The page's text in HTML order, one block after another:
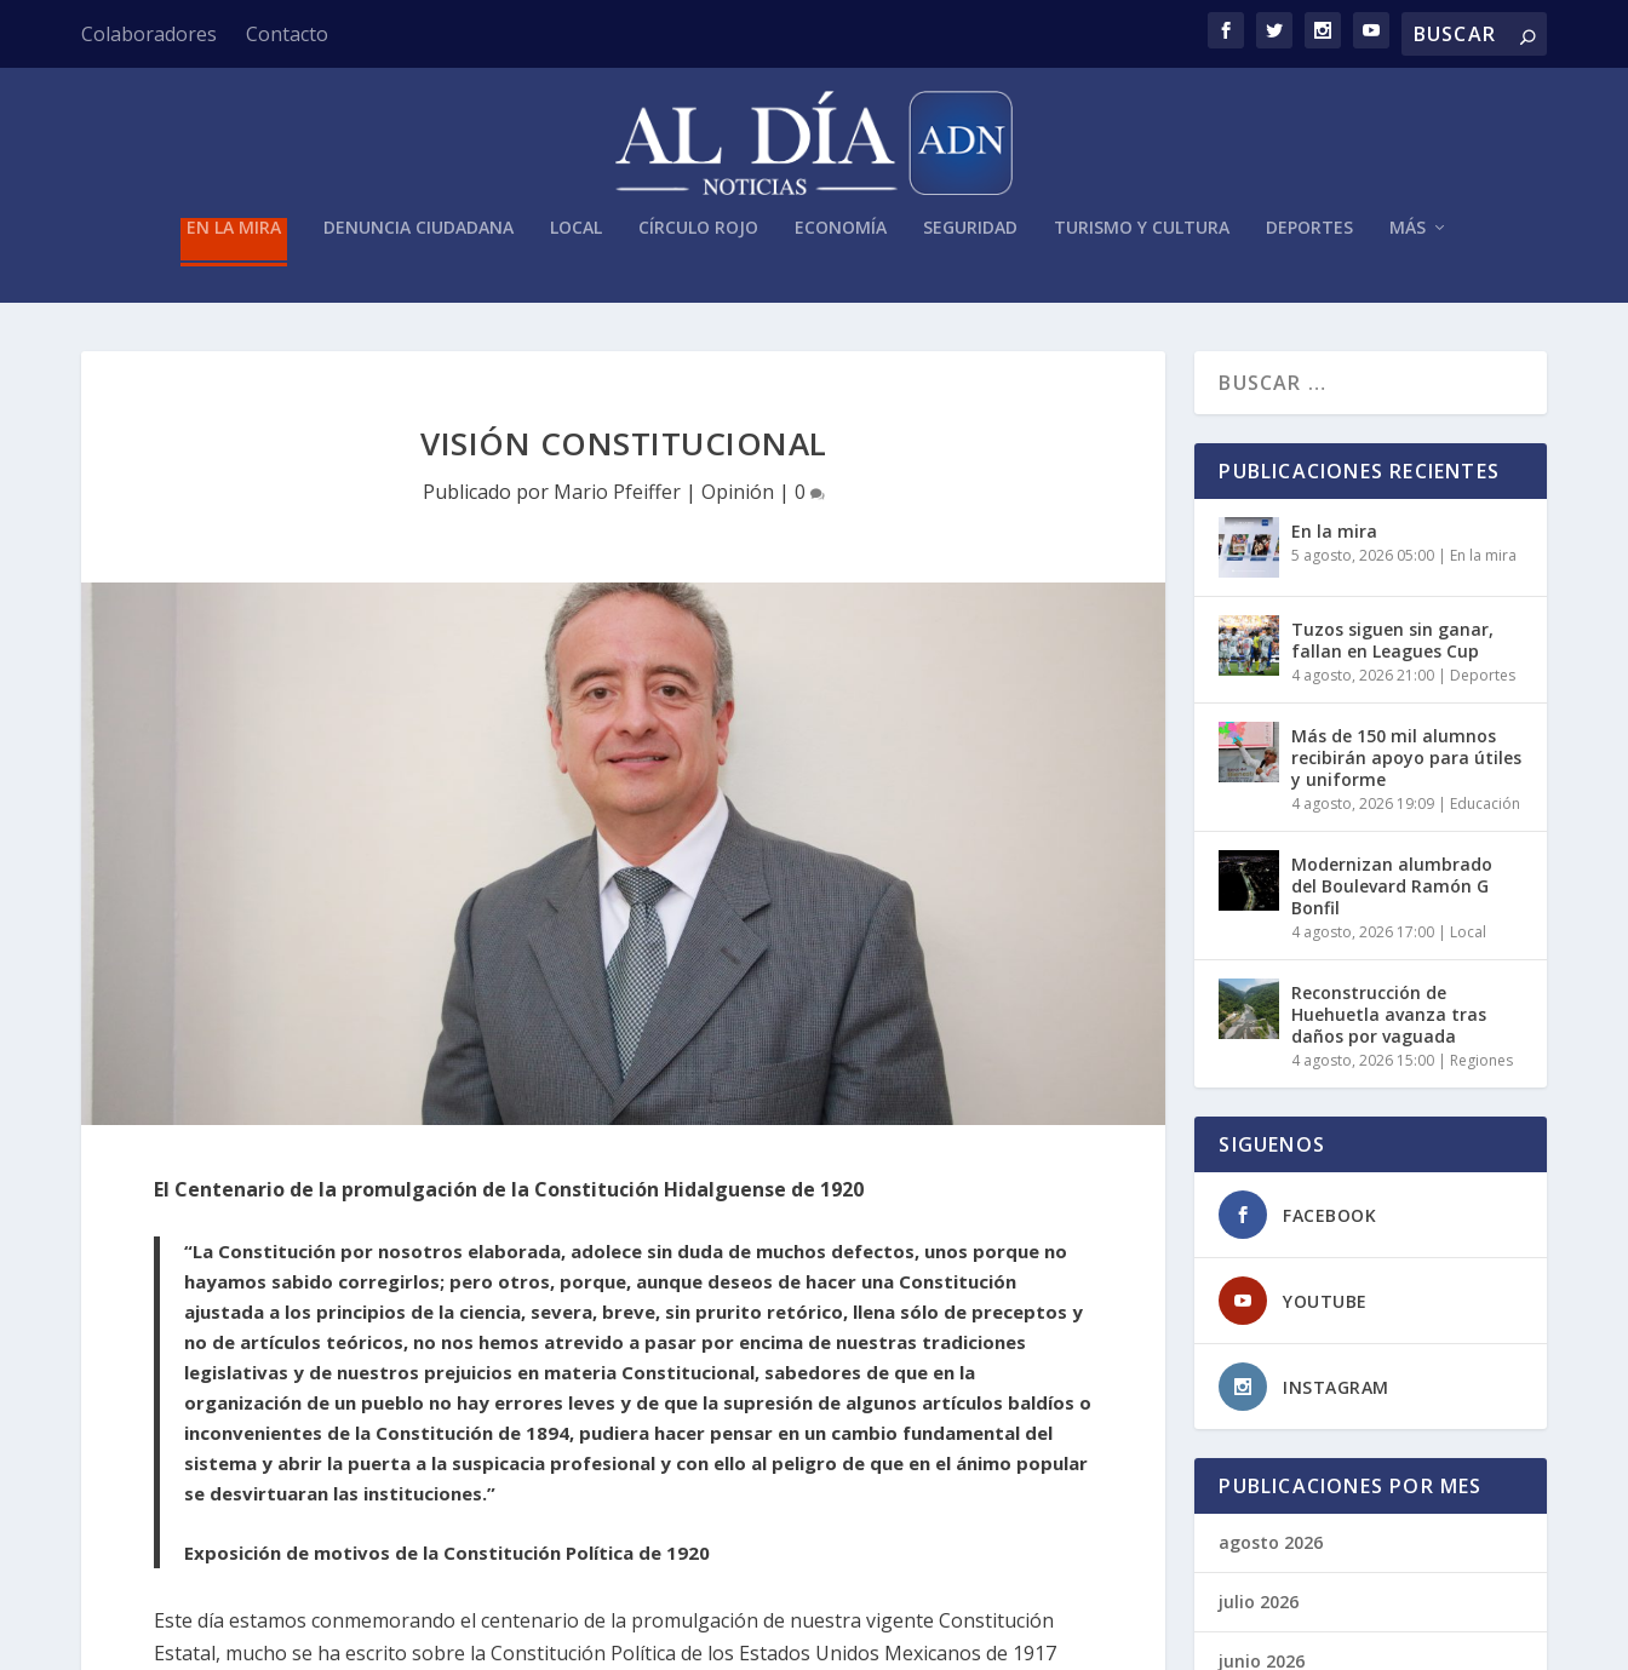
Colaboradores Contacto
EN LA MIRA DENUNCIA CIUDADANA LOCAL CÍRCULO ROJO ECONOMÍA SEGURIDAD TURISMO Y CULTURA DEPORTES MÁS
VISIÓN CONSTITUCIONAL
Publicado por Mario Pfeiffer| Opinión | 0
El Centenario de la promulgación de la Constitución Hidalguense de 1920
“La Constitución por nosotros elaborada, adolece sin duda de muchos defectos, unos porque no
hayamos sabido corregirlos; pero otros, porque, aunque deseos de hacer una Constitución
ajustada a los principios de la ciencia, severa, breve, sin prurito retórico, llena sólo de preceptos y
no de artículos teóricos, no nos hemos atrevido a pasar por encima de nuestras tradiciones
legislativas y de nuestros prejuicios en materia Constitucional, sabedores de que en la
organización de un pueblo no hay errores leves y de que la supresión de algunos artículos baldíos o
inconvenientes de la Constitución de 1894, pudiera hacer pensar en un cambio fundamental del
sistema y abrir la puerta a la suspicacia profesional y con ello al peligro de que en el ánimo popular
se desvirtuaran las instituciones.”
Exposición de motivos de la Constitución Política de 1920
Este día estamos conmemorando el centenario de la promulgación de nuestra vigente Constitución
Estatal, mucho se ha escrito sobre la Constitución Política de los Estados Unidos Mexicanos de 1917
PUBLICACIONES RECIENTES
En la mira
5 agosto, 2026 05:00 | En la mira
Tuzos siguen sin ganar,
fallan en Leagues Cup
4 agosto, 2026 21:00 | Deportes
Más de 150 mil alumnos
recibirán apoyo para útiles
y uniforme
4 agosto, 2026 19:09 | Educación
Modernizan alumbrado
del Boulevard Ramón G
Bonfil
4 agosto, 2026 17:00 | Local
Reconstrucción de
Huehuetla avanza tras
daños por vaguada
4 agosto, 2026 15:00 | Regiones
SIGUENOS
FACEBOOK
YOUTUBE
INSTAGRAM
PUBLICACIONES POR MES
agosto 2026
julio 2026
junio 2026